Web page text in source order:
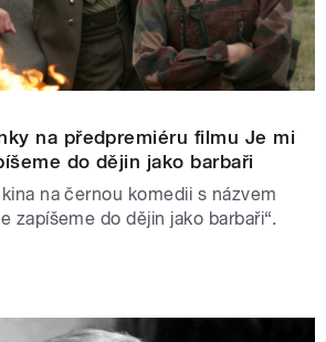
na předpremiéru filmu Je mi
do dějin jako barbaři
na černou komedii s názvem
zapíšeme do dějin jako barbaři“.